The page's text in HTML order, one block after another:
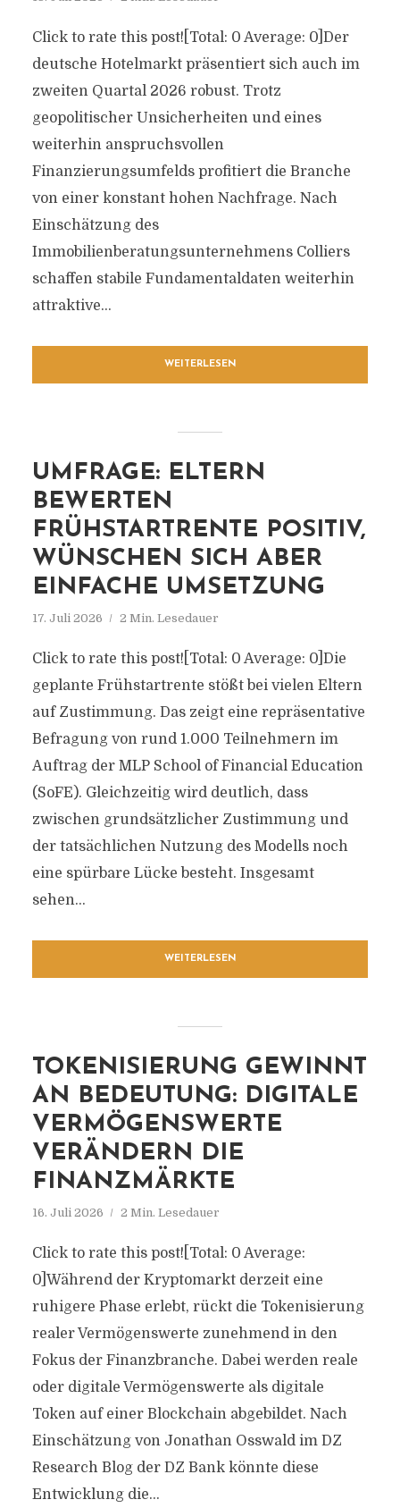
Click to rate this post![Total: 0 Average: 0]Der
deutsche Hotelmarkt präsentiert sich auch im
zweiten Quartal 2026 robust. Trotz
geopolitischer Unsicherheiten und eines
weiterhin anspruchsvollen
Finanzierungsumfelds profitiert die Branche
von einer konstant hohen Nachfrage. Nach
Einschätzung des
Immobilienberatungsunternehmens Colliers
schaffen stabile Fundamentaldaten weiterhin
attraktive...
WEITERLESEN
UMFRAGE: ELTERN
BEWERTEN
FRÜHSTARTRENTE POSITIV,
WÜNSCHEN SICH ABER
EINFACHE UMSETZUNG
17. Juli 2026 2 Min. Lesedauer
Click to rate this post![Total: 0 Average: 0]Die
geplante Frühstartrente stößt bei vielen Eltern
auf Zustimmung. Das zeigt eine repräsentative
Befragung von rund 1.000 Teilnehmern im
Auftrag der MLP School of Financial Education
(SoFE). Gleichzeitig wird deutlich, dass
zwischen grundsätzlicher Zustimmung und
der tatsächlichen Nutzung des Modells noch
eine spürbare Lücke besteht. Insgesamt
sehen...
WEITERLESEN
TOKENISIERUNG GEWINNT
AN BEDEUTUNG: DIGITALE
VERMÖGENSWERTE
VERÄNDERN DIE
FINANZMÄRKTE
16. Juli 2026 2 Min. Lesedauer
Click to rate this post![Total: 0 Average:
0]Während der Kryptomarkt derzeit eine
ruhigere Phase erlebt, rückt die Tokenisierung
realer Vermögenswerte zunehmend in den
Fokus der Finanzbranche. Dabei werden reale
oder digitale Vermögenswerte als digitale
Token auf einer Blockchain abgebildet. Nach
Einschätzung von Jonathan Osswald im DZ
Research Blog der DZ Bank könnte diese
Entwicklung die...